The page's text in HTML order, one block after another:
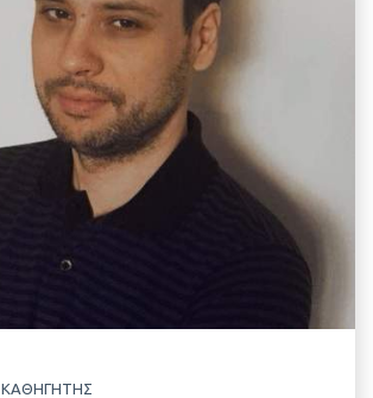
+30 210 529 4450
Κτίριο Δημακόπουλου, 2ος Όροφος
ΕΡΓΑΣΤΗΡΙΟ
Γενικής & Ειδικής Ζωοτεχνίας